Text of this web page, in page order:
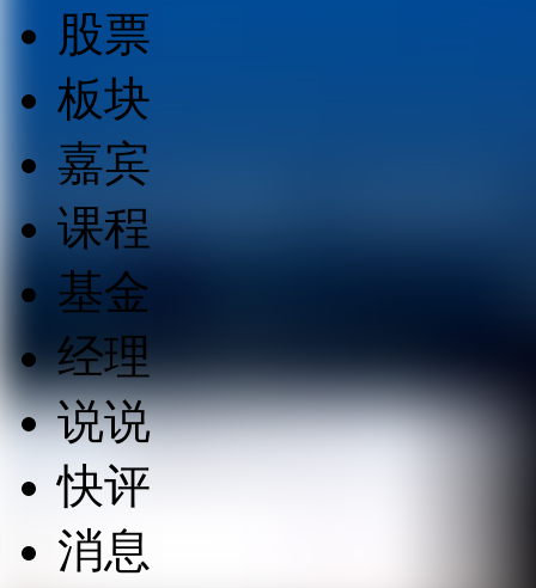
股票
板块
嘉宾
课程
基金
经理
说说
快评
消息